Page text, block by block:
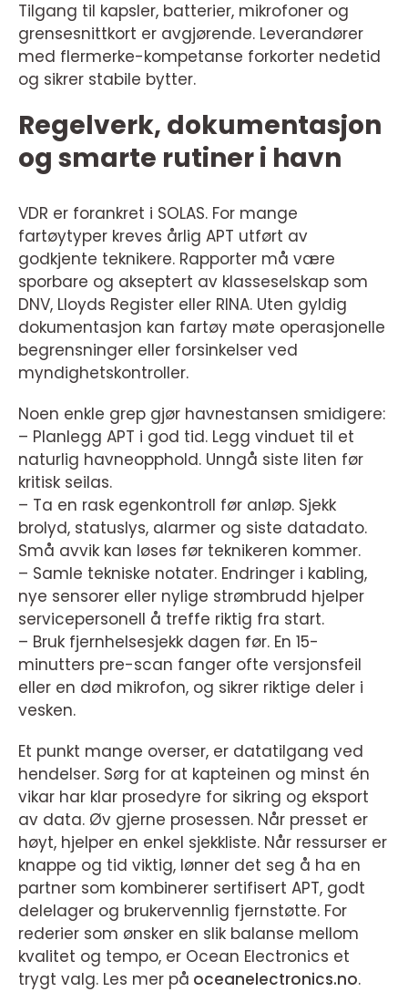
Tilgang til kapsler, batterier, mikrofoner og
grensesnittkort er avgjørende. Leverandører
med flermerke-kompetanse forkorter nedetid
og sikrer stabile bytter.
Regelverk, dokumentasjon
og smarte rutiner i havn
VDR er forankret i SOLAS. For mange
fartøytyper kreves årlig APT utført av
godkjente teknikere. Rapporter må være
sporbare og akseptert av klasseselskap som
DNV, Lloyds Register eller RINA. Uten gyldig
dokumentasjon kan fartøy møte operasjonelle
begrensninger eller forsinkelser ved
myndighetskontroller.
Noen enkle grep gjør havnestansen smidigere:
– Planlegg APT i god tid. Legg vinduet til et
naturlig havneopphold. Unngå siste liten før
kritisk seilas.
– Ta en rask egenkontroll før anløp. Sjekk
brolyd, statuslys, alarmer og siste datadato.
Små avvik kan løses før teknikeren kommer.
– Samle tekniske notater. Endringer i kabling,
nye sensorer eller nylige strømbrudd hjelper
servicepersonell å treffe riktig fra start.
– Bruk fjernhelsesjekk dagen før. En 15-
minutters pre-scan fanger ofte versjonsfeil
eller en død mikrofon, og sikrer riktige deler i
vesken.
Et punkt mange overser, er datatilgang ved
hendelser. Sørg for at kapteinen og minst én
vikar har klar prosedyre for sikring og eksport
av data. Øv gjerne prosessen. Når presset er
høyt, hjelper en enkel sjekkliste. Når ressurser er
knappe og tid viktig, lønner det seg å ha en
partner som kombinerer sertifisert APT, godt
delelager og brukervennlig fjernstøtte. For
rederier som ønsker en slik balanse mellom
kvalitet og tempo, er Ocean Electronics et
trygt valg. Les mer på oceanelectronics.no.